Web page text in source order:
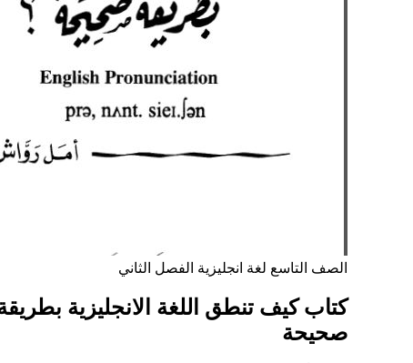
الصف التاسع لغة انجليزية الفصل الثاني
كتاب كيف تنطق اللغة الانجليزية
صحيحة